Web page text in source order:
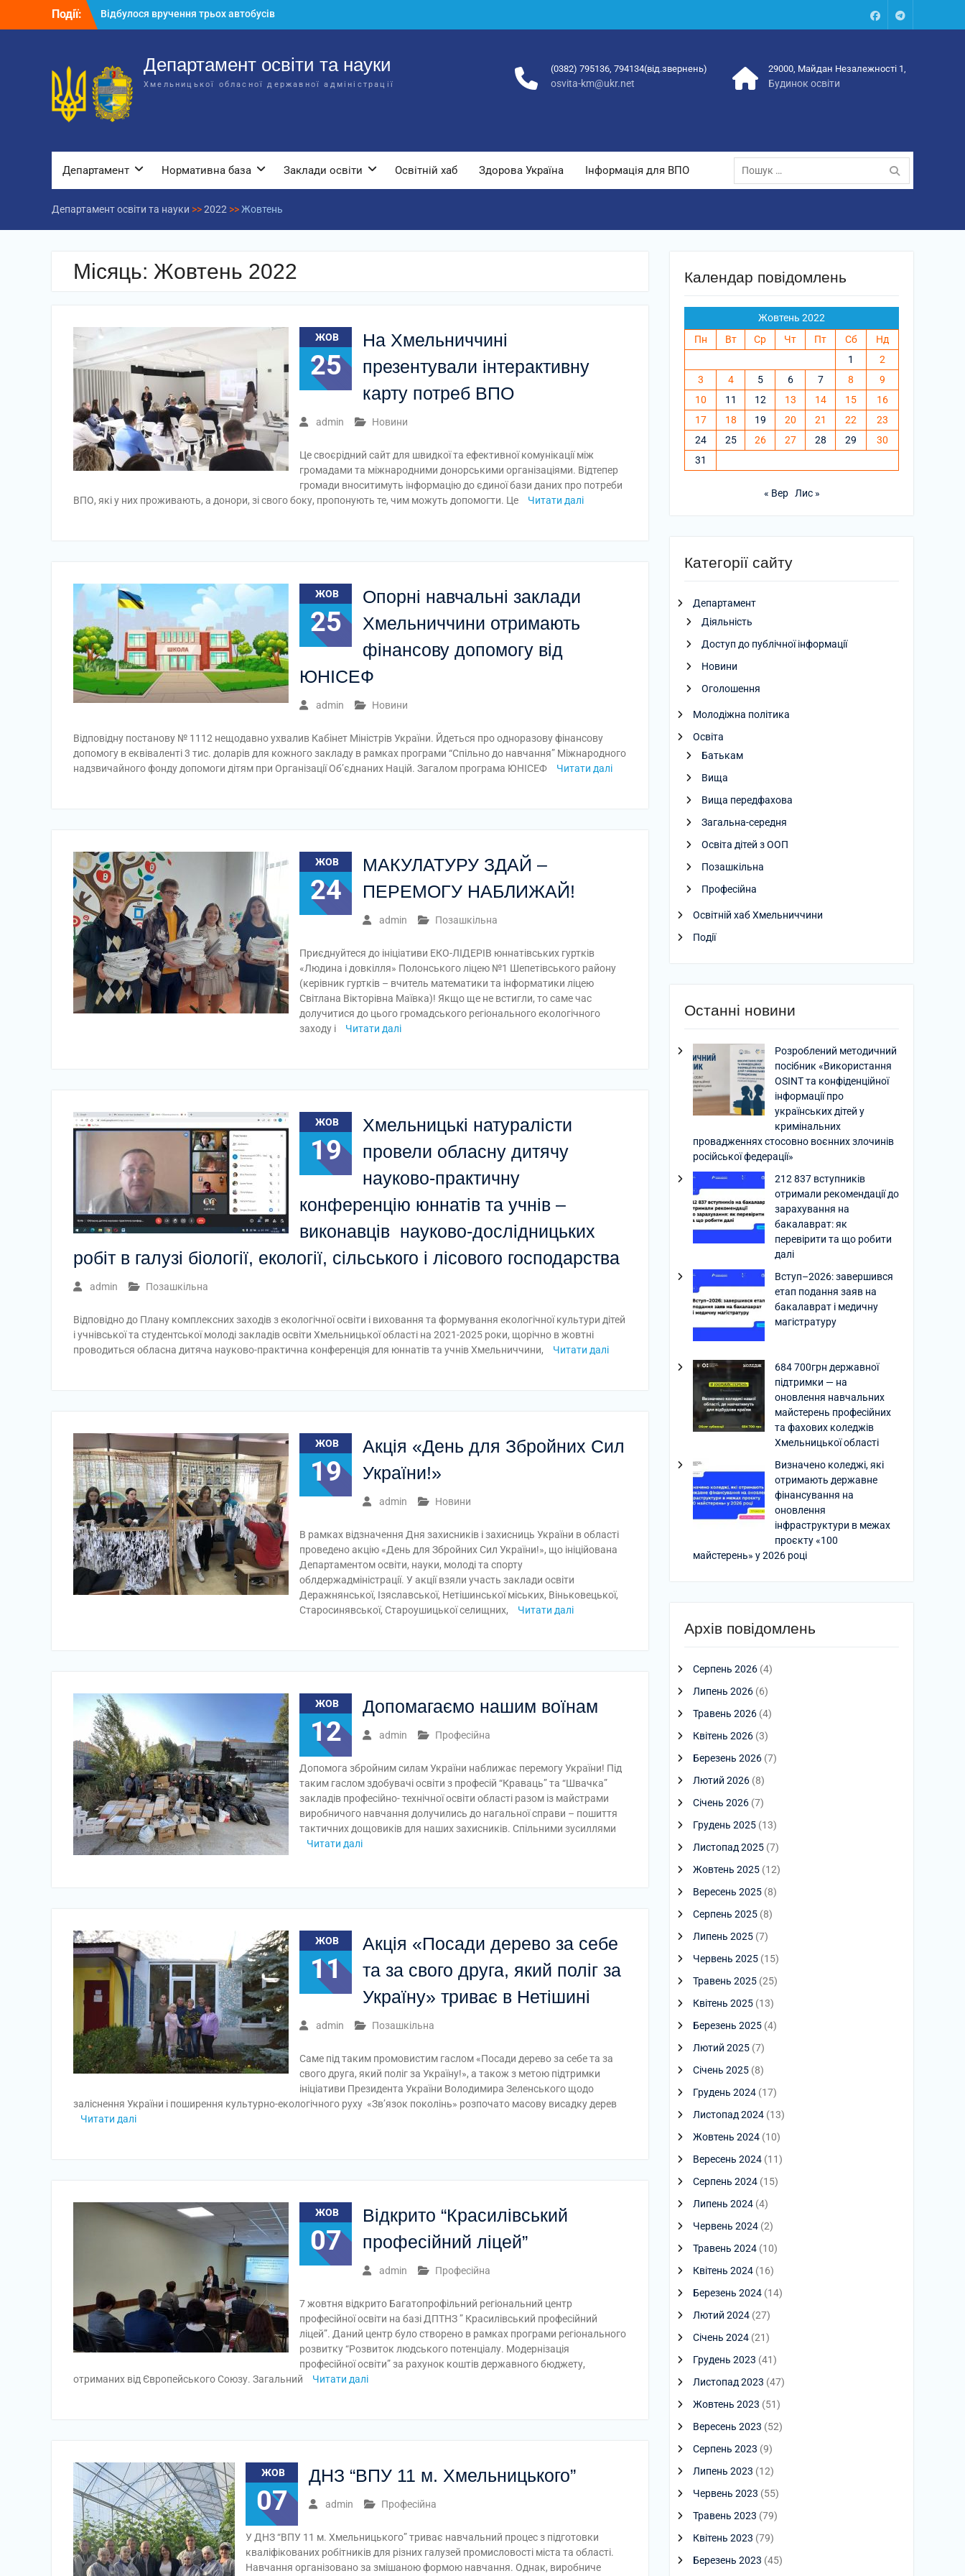
Події:
Відбулося вручення трьох автобусів
для потреб закладів освіти
Департаменту освіти та науки обласної
державної адміністрації
Відбулась обласна нарада для
відповідальних за національно-
патріотичне виховання
FacebookTalegram
Департамент освіти та науки
Хмельницької обласної державної адміністрації
(0382) 795136, 794134(від.звернень)
osvita-km@ukr.net
29000, Майдан Незалежності 1,
Будинок освіти
Департамент Нормативна база Заклади освіти Освітній хаб Здорова Україна Інформація для ВПО
Пошук:
Департамент освіти та науки >>2022 >>Жовтень
Місяць: Жовтень 2022
ЖОВ
25
На Хмельниччині
презентували інтерактивну
карту потреб ВПО
admin Новини
Це своєрідний сайт для швидкої та ефективної комунікації між
громадами та міжнародними донорськими організаціями. Відтепер
громади вноситимуть інформацію до єдиної бази даних про потреби
ВПО, які у них проживають, а донори, зі свого боку, пропонують те, чим можуть допомогти. Це
Читати далі
ЖОВ
25
Опорні навчальні заклади
Хмельниччини отримають
фінансову допомогу від
ЮНІСЕФ
admin Новини
Відповідну постанову № 1112 нещодавно ухвалив Кабінет Міністрів України. Йдеться про одноразову фінансову
допомогу в еквіваленті 3 тис. доларів для кожного закладу в рамках програми “Спільно до навчання” Міжнародного
надзвичайного фонду допомоги дітям при Організації Об’єднаних Націй. Загалом програма ЮНІСЕФ
Читати далі
ЖОВ
24
МАКУЛАТУРУ ЗДАЙ –
ПЕРЕМОГУ НАБЛИЖАЙ!
admin Позашкільна
Приєднуйтеся до ініціативи ЕКО-ЛІДЕРІВ юннатівських гуртків
«Людина і довкілля» Полонського ліцею №1 Шепетівського району
(керівник гуртків – вчитель математики та інформатики ліцею
Світлана Вікторівна Маївка)! Якщо ще не встигли, то саме час
долучитися до цього громадського регіонального екологічного
заходу і
Читати далі
ЖОВ
19
Хмельницькі натуралісти
провели обласну дитячу
науково-практичну
конференцію юннатів та учнів –
виконавців науково-дослідницьких
робіт в галузі біології, екології, сільського і лісового господарства
admin Позашкільна
Відповідно до Плану комплексних заходів з екологічної освіти і виховання та формування екологічної культури дітей
і учнівської та студентської молоді закладів освіти Хмельницької області на 2021-2025 роки, щорічно в жовтні
проводиться обласна дитяча науково-практична конференція для юннатів та учнів Хмельниччини,
Читати далі
ЖОВ
19
Акція «День для Збройних Сил
України!»
admin Новини
В рамках відзначення Дня захисників і захисниць України в області
проведено акцію «День для Збройних Сил України!», що ініційована
Департаментом освіти, науки, молоді та спорту
облдержадміністрації. У акції взяли участь заклади освіти
Деражнянської, Ізяславської, Нетішинської міських, Віньковецької,
Старосинявської, Староушицької селищних,
Читати далі
ЖОВ
12
Допомагаємо нашим воїнам
admin Професійна
Допомога збройним силам України наближає перемогу України! Під
таким гаслом здобувачі освіти з професій “Краваць” та “Швачка”
закладів професійно- технічної освіти області разом із майстрами
виробничого навчання долучились до нагальної справи – пошиття
тактичних дощовиків для наших захисників. Спільними зусиллями
Читати далі
ЖОВ
11
Акція «Посади дерево за себе
та за свого друга, який поліг за
Україну» триває в Нетішині
admin Позашкільна
Саме під таким промовистим гаслом «Посади дерево за себе та за
свого друга, який поліг за Україну!», а також з метою підтримки
ініціативи Президента України Володимира Зеленського щодо
заліснення України і поширення культурно-екологічного руху «Зв’язок поколінь» розпочато масову висадку дерев
Читати далі
ЖОВ
07
Відкрито “Красилівський
професійний ліцей”
admin Професійна
7 жовтня відкрито Багатопрофільний регіональний центр
професійної освіти на базі ДПТНЗ ” Красилівський професійний
ліцей”. Даний центр було створено в рамках програми регіонального
розвитку “Розвиток людського потенціалу. Модернізація
професійної освіти” за рахунок коштів державного бюджету,
отриманих від Європейського Союзу. Загальний
Читати далі
ЖОВ
07
ДНЗ “ВПУ 11 м. Хмельницького”
admin Професійна
У ДНЗ “ВПУ 11 м. Хмельницького” триває навчальний процес з підготовки
кваліфікованих робітників для різних галузей промисловості міста та області.
Навчання організовано за змішаною формою навчання. Однак, виробниче
Календар повідомлень
Жовтень 2022
Пн
Вт Ср Чт Пт Сб
Нд
1
2
3
4 5 6 7 8
9
10
11 12 13 14 15
16
17
18 19 20 21 22
23
24
25 26 27 28 29
30
31
« Вер Лис »
Категорії сайту
Департамент
Діяльність
Доступ до публічної інформації
Новини
Оголошення
Молодіжна політика
Освіта
Батькам
Вища
Вища передфахова
Загальна-середня
Освіта дітей з ООП
Позашкільна
Професійна
Освітній хаб Хмельниччини
Події
Останні новини
Розроблений методичний
посібник «Використання
OSINT та конфіденційної
інформації про
українських дітей у
кримінальних
провадженнях стосовно воєнних злочинів
російської федерації»
212 837 вступників
отримали рекомендації до
зарахування на
бакалаврат: як
перевірити та що робити
далі
Вступ–2026: завершився
етап подання заяв на
бакалаврат і медичну
магістратуру
684 700грн державної
підтримки — на
оновлення навчальних
майстерень професійних
та фахових коледжів
Хмельницької області
Визначено коледжі, які
отримають державне
фінансування на
оновлення
інфраструктури в межах
проєкту «100
майстерень» у 2026 році
Архів повідомлень
Серпень 2026 (4)
Липень 2026 (6)
Травень 2026 (4)
Квітень 2026 (3)
Березень 2026 (7)
Лютий 2026 (8)
Січень 2026 (7)
Грудень 2025 (13)
Листопад 2025 (7)
Жовтень 2025 (12)
Вересень 2025 (8)
Серпень 2025 (8)
Липень 2025 (7)
Червень 2025 (15)
Травень 2025 (25)
Квітень 2025 (13)
Березень 2025 (4)
Лютий 2025 (7)
Січень 2025 (8)
Грудень 2024 (17)
Листопад 2024 (13)
Жовтень 2024 (10)
Вересень 2024 (11)
Серпень 2024 (15)
Липень 2024 (4)
Червень 2024 (2)
Травень 2024 (10)
Квітень 2024 (16)
Березень 2024 (14)
Лютий 2024 (27)
Січень 2024 (21)
Грудень 2023 (41)
Листопад 2023 (47)
Жовтень 2023 (51)
Вересень 2023 (52)
Серпень 2023 (9)
Липень 2023 (12)
Червень 2023 (55)
Травень 2023 (79)
Квітень 2023 (79)
Березень 2023 (45)